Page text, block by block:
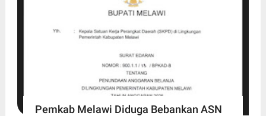
Pemkab Melawi Diduga Bebankan ASN